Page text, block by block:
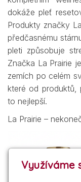
dokáže pleť
Produkty značky
předčasnému
pleti způsobuje
Značka La Prairie
zemích po celém
které od produktů,
to nejlepší.
La Prairie –
Využíváme